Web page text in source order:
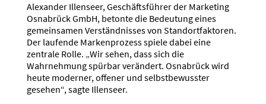
Alexander Illenseer, Geschäftsführer der Marketing
Osnabrück GmbH, betonte die Bedeutung eines
gemeinsamen Verständnisses von Standortfaktoren.
Der laufende Markenprozess spiele dabei eine
zentrale Rolle. „Wir sehen, dass sich die
Wahrnehmung spürbar verändert. Osnabrück wird
heute moderner, offener und selbstbewusster
gesehen“, sagte Illenseer.